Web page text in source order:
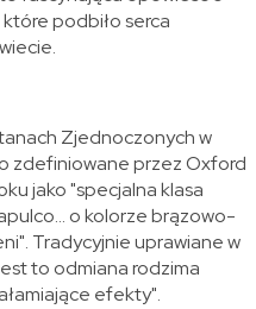
podbiło serca
Zjednoczonych w
zdefiniowane przez Oxford
jako "specjalna klasa
o kolorze brązowo-
Tradycyjnie uprawiane w
to odmiana rodzima
efekty".